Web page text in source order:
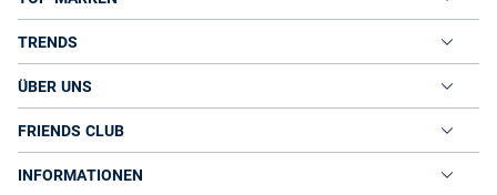
TRENDS
ÜBER UNS
FRIENDS CLUB
INFORMATIONEN